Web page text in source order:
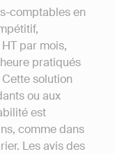
comptables en
par mois,
pratiqués
solution
ou aux
est
comme dans
Les avis des